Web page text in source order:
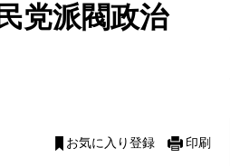
党派閥政治
お気に入り登録 印刷